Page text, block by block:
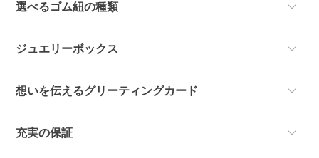
選べるゴム紐の種類
ジュエリーボックス
想いを伝えるグリーティングカード
充実の保証